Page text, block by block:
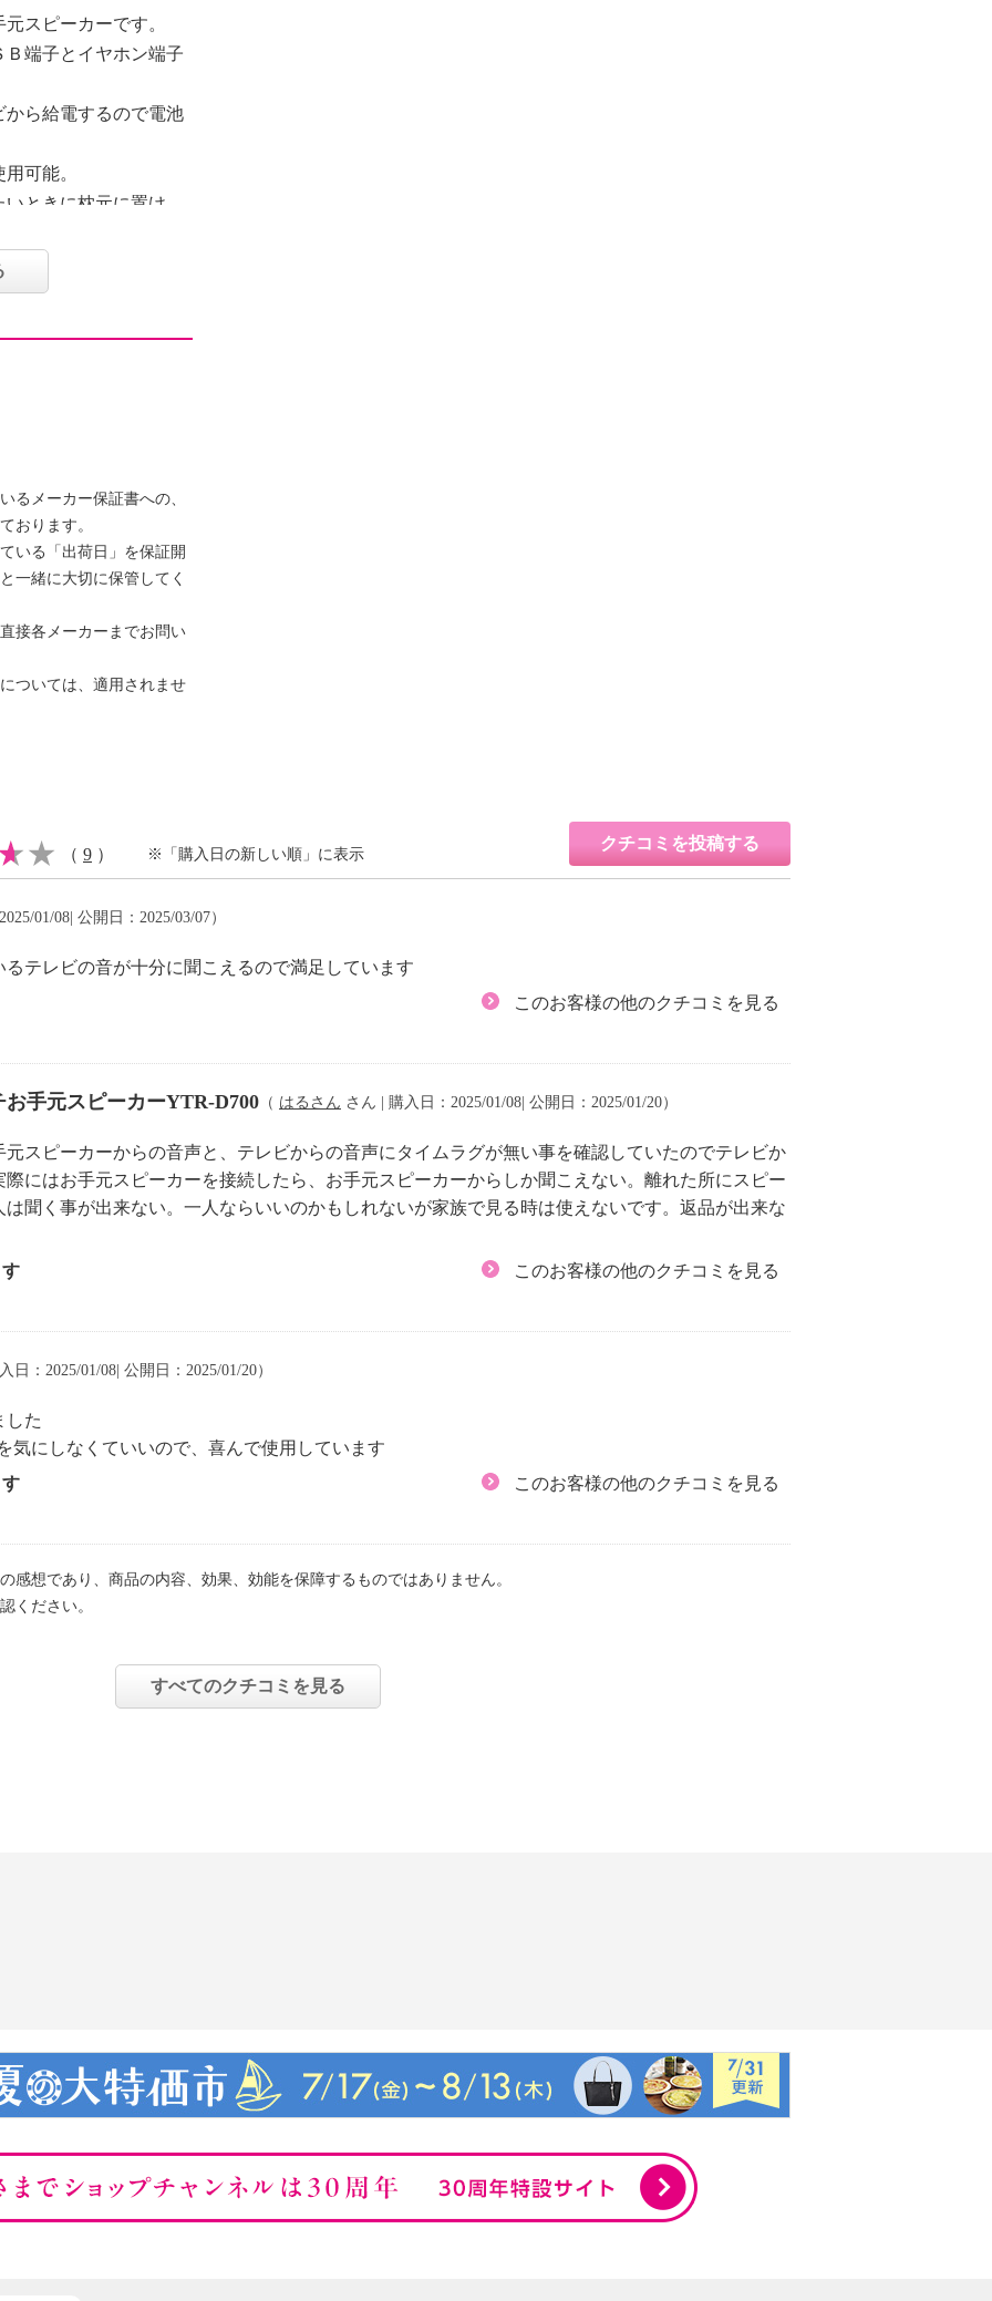
スピーカーです。
端子とイヤホン端子
ら給電するので電池
可能。
ときに枕元に置け
時にも大活躍。
えて便利です。
すいデザインです。
６．６ｃｍ（突起部
ル）：約１．６ｍ
／左チャンネル）
レオミニジャック
６〜１０８ＭＨｚ
ｔｏｏｔｈ＝約１０
Ｂケーブルを抜き、
。
抜き、ゴミやほこり
拭きする。
柔らかい布をよく絞
ールなどの溶剤は使
温の場所
、塩素ガス、アンモ
るメーカー保証書への、
おります。
いる「出荷日」を保証開
一緒に大切に保管してく
接各メーカーまでお問い
ついては、適用されませ
（ 9 ）
クチコミを投稿する
※「購入日の新しい順」に表示
01/08| 公開日：2025/03/07）
テレビの音が十分に聞こえるので満足しています
このお客様の他のクチコミを見る
手元スピーカーYTR-D700 （ はるさん さん | 購入日：2025/01/08| 公開日：2025/01/20）
スピーカーからの音声と、テレビからの音声にタイムラグが無い事を確認していたのでテレビか
にはお手元スピーカーを接続したら、お手元スピーカーからしか聞こえない。離れた所にスピー
聞く事が出来ない。一人ならいいのかもしれないが家族で見る時は使えないです。返品が出来な
このお客様の他のクチコミを見る
日：2025/01/08| 公開日：2025/01/20）
した
気にしなくていいので、喜んで使用しています
このお客様の他のクチコミを見る
感想であり、商品の内容、効果、効能を保障するものではありません。
ください。
すべてのクチコミを見る